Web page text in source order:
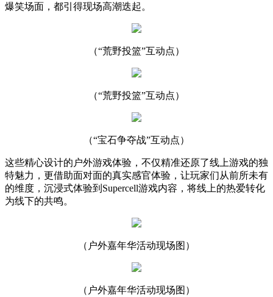
爆笑场面，都引得现场高潮迭起。
（“荒野投篮”互动点）
（“荒野投篮”互动点）
（“宝石争夺战”互动点）
这些精心设计的户外游戏体验，不仅精准还原了线上游戏的独
特魅力，更借助面对面的真实感官体验，让玩家们从前所未有
的维度，沉浸式体验到Supercell游戏内容，将线上的热爱转化
为线下的共鸣。
（户外嘉年华活动现场图）
（户外嘉年华活动现场图）